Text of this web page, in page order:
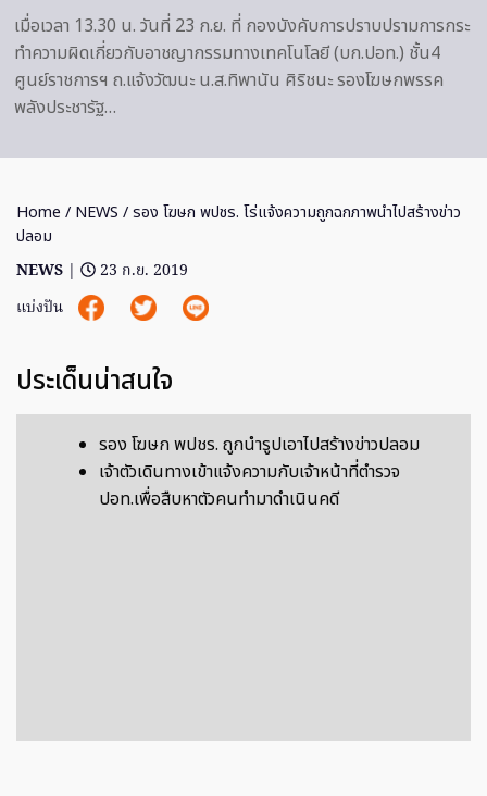
เมื่อเวลา 13.30 น. วันที่ 23 ก.ย. ที่ กองบังคับการปราบปรามการกระ
ทำความผิดเกี่ยวกับอาชญากรรมทางเทคโนโลยี (บก.ปอท.) ชั้น4
ศูนย์ราชการฯ ถ.แจ้งวัฒนะ น.ส.ทิพานัน ศิริชนะ รองโฆษกพรรค
พลังประชารัฐ…
Home / NEWS / รอง โฆษก พปชร. โร่แจ้งความถูกฉกภาพนำไปสร้างข่าว
ปลอม
NEWS |
23 ก.ย. 2019
แบ่งปัน
ประเด็นน่าสนใจ
รอง โฆษก พปชร. ถูกนำรูปเอาไปสร้างข่าวปลอม
เจ้าตัวเดินทางเข้าแจ้งความกับเจ้าหน้าที่ตำรวจ
ปอท.เพื่อสืบหาตัวคนทำมาดำเนินคดี